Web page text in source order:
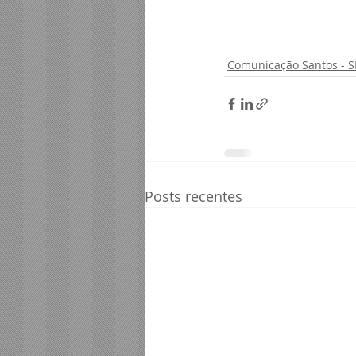
Comunicação Santos -
Posts recentes